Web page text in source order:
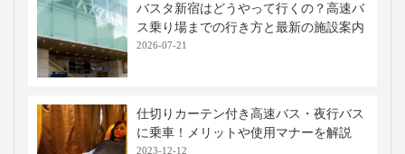
バスタ新宿はどうやって行くの？高速バ
ス乗り場までの行き方と最新の施設案内
2026-07-21
仕切りカーテン付き高速バス・夜行バス
に乗車！メリットや使用マナーを解説
2023-12-12